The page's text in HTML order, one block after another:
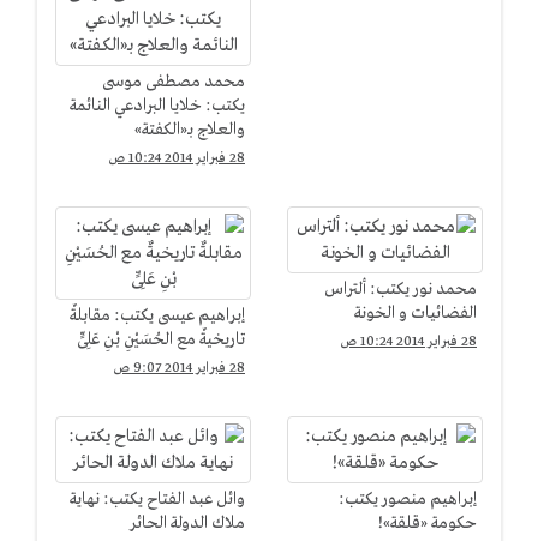
محمد مصطفى موسى
يكتب: خلايا البرادعي النائمة
والعلاج بـ«الكفتة»
28 فبراير 2014 10:24 ص
محمد نور يكتب: ألتراس
الفضائيات و الخونة
28 فبراير 2014 10:24 ص
إبراهيم عيسى يكتب: مقابلةٌ
تاريخيةٌ مع الحُسَيْنِ بْنِ عَلِىٍّ
28 فبراير 2014 9:07 ص
إبراهيم منصور يكتب:
حكومة «قلقة»!
وائل عبد الفتاح يكتب: نهاية
ملاك الدولة الحائر